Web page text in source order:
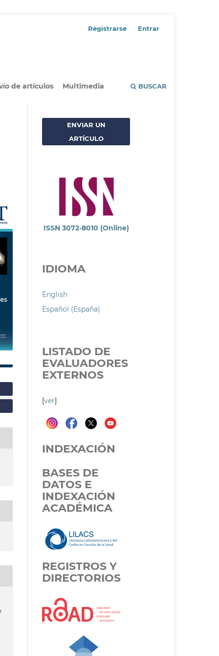
de artículos Multimedia BUSCAR
Registrarse Entrar
ENVIAR UN
ARTÍCULO
ISSN 3072-8010 (Online)
IDIOMA
English
Español (España)
LISTADO DE
EVALUADORES
EXTERNOS
[ver]
INDEXACIÓN
BASES DE
DATOS E
INDEXACIÓN
ACADÉMICA
REGISTROS Y
DIRECTORIOS